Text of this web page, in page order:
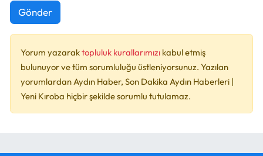
Gönder
Yorum yazaraktopluluk kurallarımızı kabul etmiş
bulunuyor ve tüm sorumluluğu üstleniyorsunuz. Yazılan
yorumlardan Aydın Haber, Son Dakika Aydın Haberleri |
Yeni Kıroba hiçbir şekilde sorumlu tutulamaz.